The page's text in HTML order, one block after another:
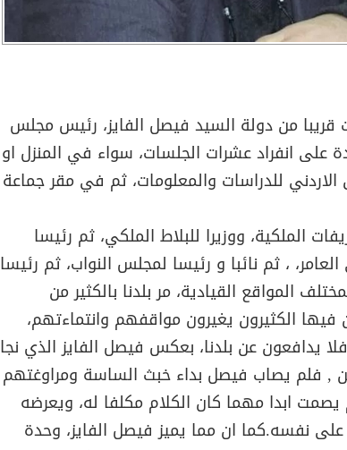
قريبا من دولة السيد فيصل الفايز، رئيس مجلس
على انفراد عشرات الجلسات، سواء في المنزل او
للدراسات والمعلومات، ثم في مقر جماعة
الملكية، ووزيرا للبلاط الملكي، ثم رئيسا
، ثم نائبا و رئيسا لمجلس النواب، ثم رئيسا
المواقع القيادية، مر بلدنا بالكثير من
فيها الكثيرون يغيرون مواقفهم وانتماءتهم،
يدافعون عن بلدنا، بعكس فيصل الفايز الذي نجا
, فلم يصاب فيصل بداء خبث الساسة ومراوغتهم
ابدا مهما كان الكلام مكلفا له، ويعرضه
نفسه.كما ان مما يميز فيصل الفايز، وحدة